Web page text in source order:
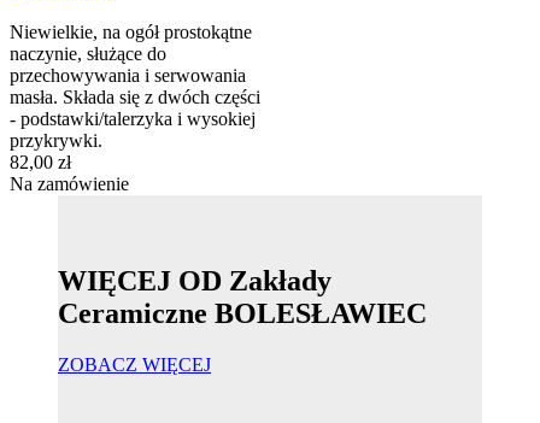
Niewielkie, na ogół prostokątne
naczynie, służące do
przechowywania i serwowania
masła. Składa się z dwóch części
- podstawki/talerzyka i wysokiej
przykrywki.
82,00 zł
Na zamówienie
WIĘCEJ OD Zakłady
Ceramiczne BOLESŁAWIEC
ZOBACZ WIĘCEJ